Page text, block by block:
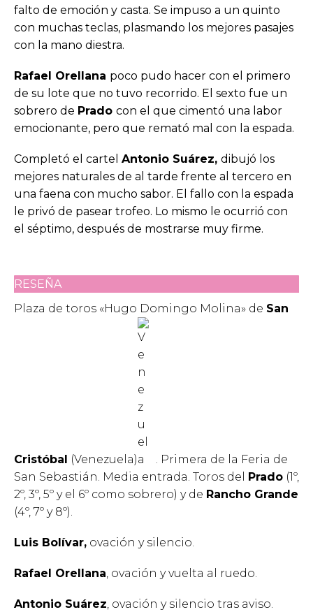
falto de emoción y casta. Se impuso a un quinto
con muchas teclas, plasmando los mejores pasajes
con la mano diestra.
Rafael Orellana poco pudo hacer con el primero
de su lote que no tuvo recorrido. El sexto fue un
sobrero de Prado con el que cimentó una labor
emocionante, pero que remató mal con la espada.
Completó el cartel Antonio Suárez, dibujó los
mejores naturales de al tarde frente al tercero en
una faena con mucho sabor. El fallo con la espada
le privó de pasear trofeo. Lo mismo le ocurrió con
el séptimo, después de mostrarse muy firme.
RESEÑA
Plaza de toros «Hugo Domingo Molina» de San
Cristóbal (Venezuela)
. Primera de la Feria de
San Sebastián. Media entrada. Toros del Prado (1º,
2º, 3º, 5º y el 6º como sobrero) y de Rancho Grande
(4º, 7º y 8º).
Luis Bolívar, ovación y silencio.
Rafael Orellana, ovación y vuelta al ruedo.
Antonio Suárez, ovación y silencio tras aviso.